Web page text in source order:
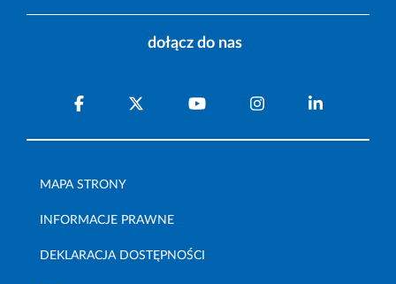
dołącz do nas
MAPA STRONY
INFORMACJE PRAWNE
DEKLARACJA DOSTĘPNOŚCI